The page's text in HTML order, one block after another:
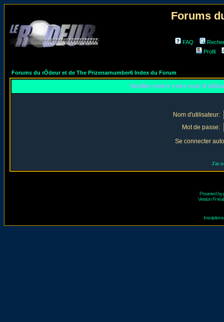
Forums
FAQ
Profil
Forums du rÔdeur et de The Prizenarnumber6 Index du Forum
Veuillez entrer votre nom
Nom d'utilisateur:
Mot de passe:
Se connecter
J'ai
Powered by
Version Fr